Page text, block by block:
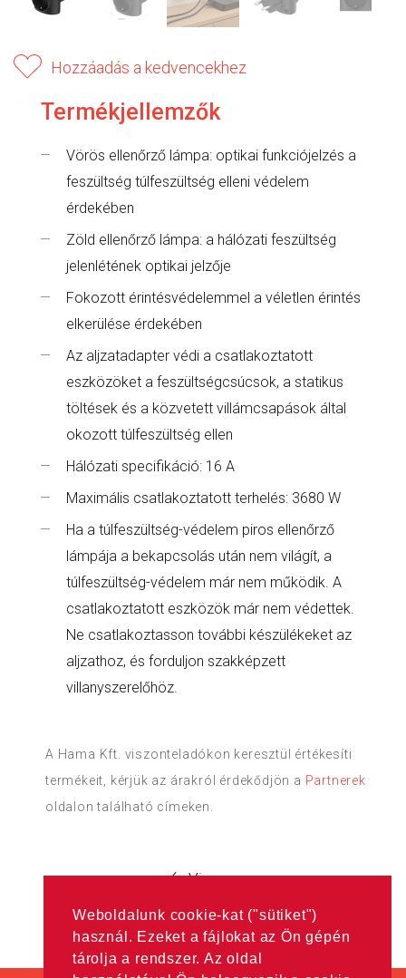
Weboldalunk cookie-kat ("sütiket")
használ. Ezeket a fájlokat az Ön gépén
tárolja a rendszer. Az oldal
Hozzáadás a kedvencekhez
Termékjellemzők
Vörös ellenőrző lámpa: optikai funkciójelzés a
feszültség túlfeszültség elleni védelem
érdekében
Zöld ellenőrző lámpa: a hálózati feszültség
jelenlétének optikai jelzője
Fokozott érintésvédelemmel a véletlen érintés
elkerülése érdekében
Az aljzatadapter védi a csatlakoztatott
eszközöket a feszültségcsúcsok, a statikus
töltések és a közvetett villámcsapások által
okozott túlfeszültség ellen
Hálózati specifikáció: 16 A
Maximális csatlakoztatott terhelés: 3680 W
Ha a túlfeszültség-védelem piros ellenőrző
lámpája a bekapcsolás után nem világít, a
túlfeszültség-védelem már nem működik. A
csatlakoztatott eszközök már nem védettek.
Ne csatlakoztasson további készülékeket az
aljzathoz, és forduljon szakképzett
villanyszerelőhöz.
A Hama Kft. viszonteladókon keresztül értékesíti
termékeit, kérjük az árakról érdekődjön a Partnerek
oldalon található címeken.
Vissza